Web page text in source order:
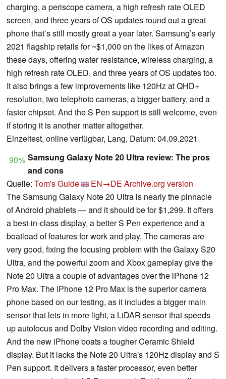
charging, a periscope camera, a high refresh rate OLED
screen, and three years of OS updates round out a great
phone that’s still mostly great a year later. Samsung’s early
2021 flagship retails for ~$1,000 on the likes of Amazon
these days, offering water resistance, wireless charging, a
high refresh rate OLED, and three years of OS updates too.
It also brings a few improvements like 120Hz at QHD+
resolution, two telephoto cameras, a bigger battery, and a
faster chipset. And the S Pen support is still welcome, even
if storing it is another matter altogether.
Einzeltest, online verfügbar, Lang, Datum: 04.09.2021
90% Samsung Galaxy Note 20 Ultra review: The pros
and cons
Quelle: Tom's Guide EN→DE Archive.org version
The Samsung Galaxy Note 20 Ultra is nearly the pinnacle
of Android phablets — and it should be for $1,299. It offers
a best-in-class display, a better S Pen experience and a
boatload of features for work and play. The cameras are
very good, fixing the focusing problem with the Galaxy S20
Ultra, and the powerful zoom and Xbox gameplay give the
Note 20 Ultra a couple of advantages over the iPhone 12
Pro Max. The iPhone 12 Pro Max is the superior camera
phone based on our testing, as it includes a bigger main
sensor that lets in more light, a LiDAR sensor that speeds
up autofocus and Dolby Vision video recording and editing.
And the new iPhone boats a tougher Ceramic Shield
display. But it lacks the Note 20 Ultra's 120Hz display and S
Pen support. It delivers a faster processor, even better